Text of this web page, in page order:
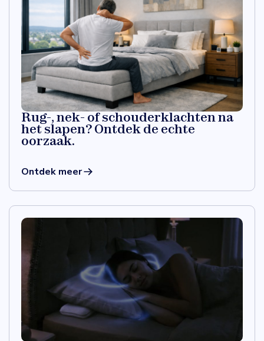
Rug-, nek- of schouderklachten na
het slapen? Ontdek de echte
oorzaak.
Ontdek meer